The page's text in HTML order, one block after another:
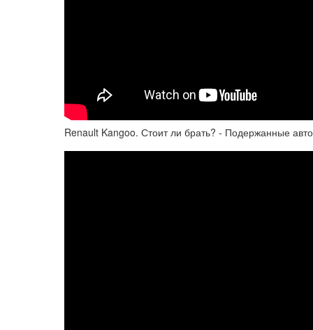
Renault Kangoo. Стоит ли брать? - Подержанные